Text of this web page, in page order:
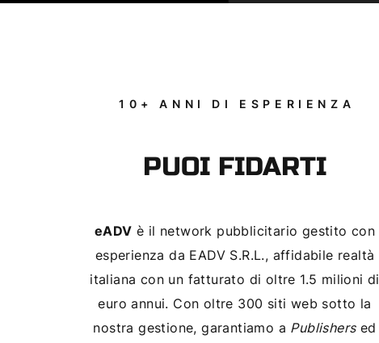
10+ ANNI DI ESPERIENZA
PUOI FIDARTI
eADV è il network pubblicitario gestito con
esperienza da EADV S.R.L., affidabile realtà
italiana con un fatturato di oltre 1.5 milioni di
euro annui. Con oltre 300 siti web sotto la
nostra gestione, garantiamo a Publishersed